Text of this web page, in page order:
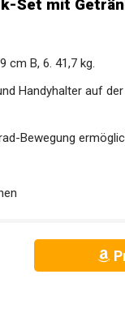
Set mit
cm B, 6. 41,7 kg.
Handyhalter auf
Bewegung